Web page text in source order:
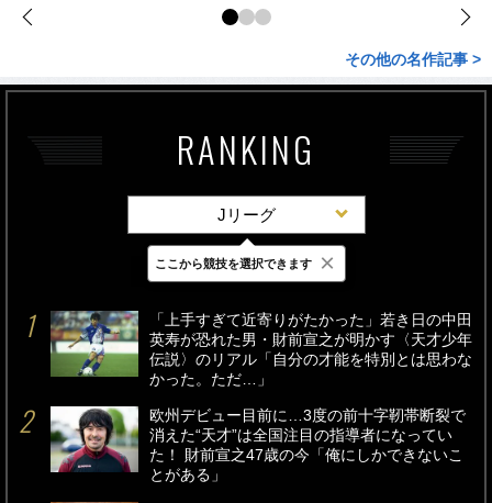
その他の名作記事 >
RANKING
Jリーグ
最新 24時間 週間
「上手すぎて近寄りがたかった」若き日の中田
英寿が恐れた男・財前宣之が明かす〈天才少年
伝説〉のリアル「自分の才能を特別とは思わな
かった。ただ…」
欧州デビュー目前に…3度の前十字靭帯断裂で
消えた“天才”は全国注目の指導者になってい
た！ 財前宣之47歳の今「俺にしかできないこ
とがある」
ここから競技を選択できます ×